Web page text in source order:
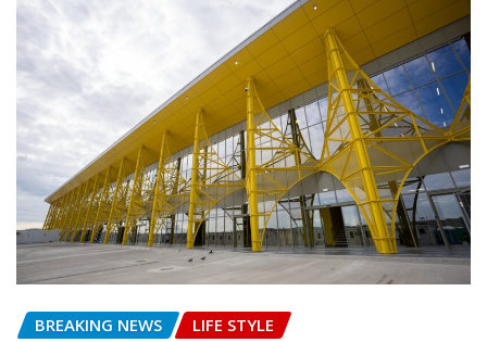
BREAKING NEWS LIFE STYLE